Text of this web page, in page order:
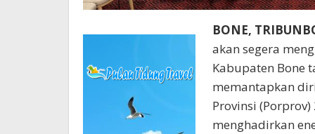
BONE,
akan segera
Kabupaten Bone
memantapkan
Provinsi
menghadirkan